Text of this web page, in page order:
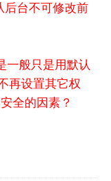
后台不可修改前
一般只是用默认
再设置其它权
全的因素？